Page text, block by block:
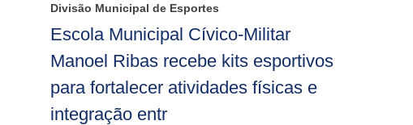
Divisão Municipal de Esportes
Escola Municipal Cívico-Militar
Manoel Ribas recebe kits esportivos
para fortalecer atividades físicas e
integração entr